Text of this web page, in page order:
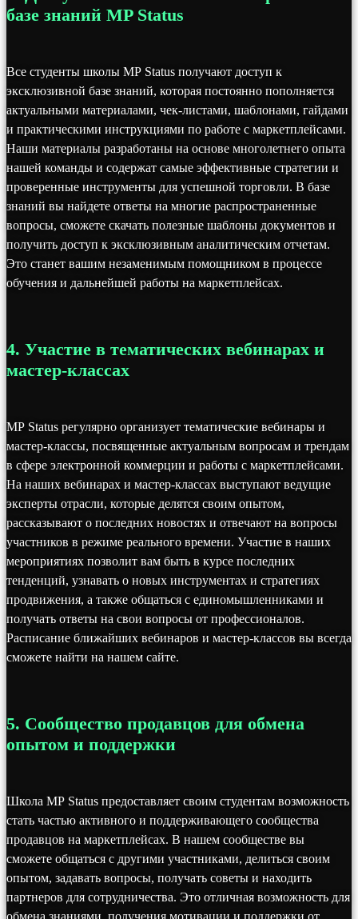
базе знаний MP Status
Все студенты школы MP Status получают доступ к
эксклюзивной базе знаний, которая постоянно пополняется
актуальными материалами, чек-листами, шаблонами, гайдами
и практическими инструкциями по работе с маркетплейсами.
Наши материалы разработаны на основе многолетнего опыта
нашей команды и содержат самые эффективные стратегии и
проверенные инструменты для успешной торговли. В базе
знаний вы найдете ответы на многие распространенные
вопросы, сможете скачать полезные шаблоны документов и
получить доступ к эксклюзивным аналитическим отчетам.
Это станет вашим незаменимым помощником в процессе
обучения и дальнейшей работы на маркетплейсах.
4. Участие в тематических вебинарах и
мастер-классах
MP Status регулярно организует тематические вебинары и
мастер-классы, посвященные актуальным вопросам и трендам
в сфере электронной коммерции и работы с маркетплейсами.
На наших вебинарах и мастер-классах выступают ведущие
эксперты отрасли, которые делятся своим опытом,
рассказывают о последних новостях и отвечают на вопросы
участников в режиме реального времени. Участие в наших
мероприятиях позволит вам быть в курсе последних
тенденций, узнавать о новых инструментах и стратегиях
продвижения, а также общаться с единомышленниками и
получать ответы на свои вопросы от профессионалов.
Расписание ближайших вебинаров и мастер-классов вы всегда
сможете найти на нашем сайте.
5. Сообщество продавцов для обмена
опытом и поддержки
Школа MP Status предоставляет своим студентам возможность
стать частью активного и поддерживающего сообщества
продавцов на маркетплейсах. В нашем сообществе вы
сможете общаться с другими участниками, делиться своим
опытом, задавать вопросы, получать советы и находить
партнеров для сотрудничества. Это отличная возможность для
обмена знаниями, получения мотивации и поддержки от